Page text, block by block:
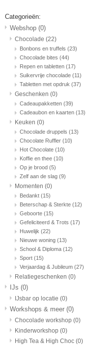
Categorieën:
Webshop (0)
Chocolade (22)
Bonbons en truffels (23)
Chocolade bites (44)
Repen en tabletten (17)
Suikervrije chocolade (11)
Tabletten met opdruk (37)
Geschenken (0)
Cadeaupakketten (39)
Cadeaubon en kaarten (13)
Keuken (0)
Chocolade druppels (13)
Chocolate Ruffler (10)
Hot Chocolate (10)
Koffie en thee (10)
Op je brood (5)
Zelf aan de slag (9)
Momenten (0)
Bedankt (15)
Beterschap & Sterkte (12)
Geboorte (15)
Gefeliciteerd & Trots (17)
Huwelijk (22)
Nieuwe woning (13)
School & Diploma (12)
Sport (15)
Verjaardag & Jubileum (27)
Relatiegeschenken (0)
IJs (0)
IJsbar op locatie (0)
Workshops & meer (0)
Chocolade workshop (0)
Kinderworkshop (0)
High Tea & High Choc (0)